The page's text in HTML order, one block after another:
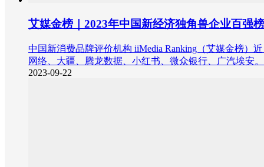
艾媒金榜｜2023年中国新经济独角兽企业百强榜
中国新消费品牌评价机构 iiMedia Ranking（艾媒金榜）
网络、大疆、腾龙数据、小红书、微众银行、广汽埃安。
2023-09-22